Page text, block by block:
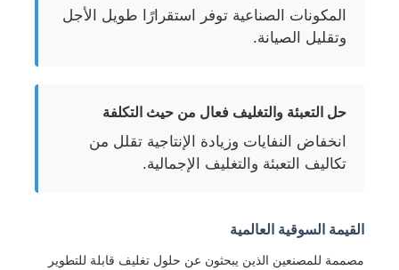
المكونات الصناعية توفر استقرارًا طويل الأجل
وتقليل الصيانة.
حل التعبئة والتغليف فعال من حيث التكلفة
انخفاض النفايات وزيادة الإنتاجية تقلل من
تكاليف التعبئة والتغليف الإجمالية.
القيمة السوقية العالمية
مصممة للمصنعين الذين يبحثون عن حلول تغليف قابلة للتطوير